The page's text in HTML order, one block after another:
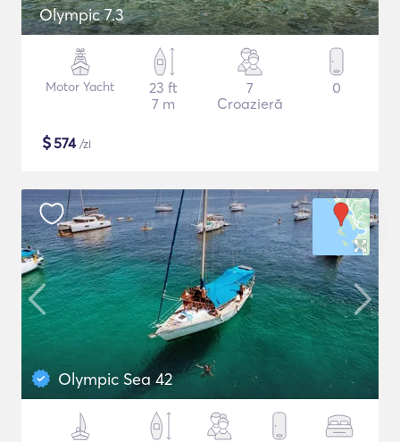
Olympic 7.3
Motor Yacht
23 ft
7 m
7
Croazieră
0
$574/zi
Olympic Sea 42